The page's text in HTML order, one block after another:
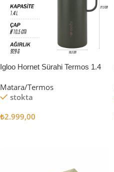
Igloo Hornet Sürahi Termos 1.4
Matara/Termos
stokta
₺2.999,00